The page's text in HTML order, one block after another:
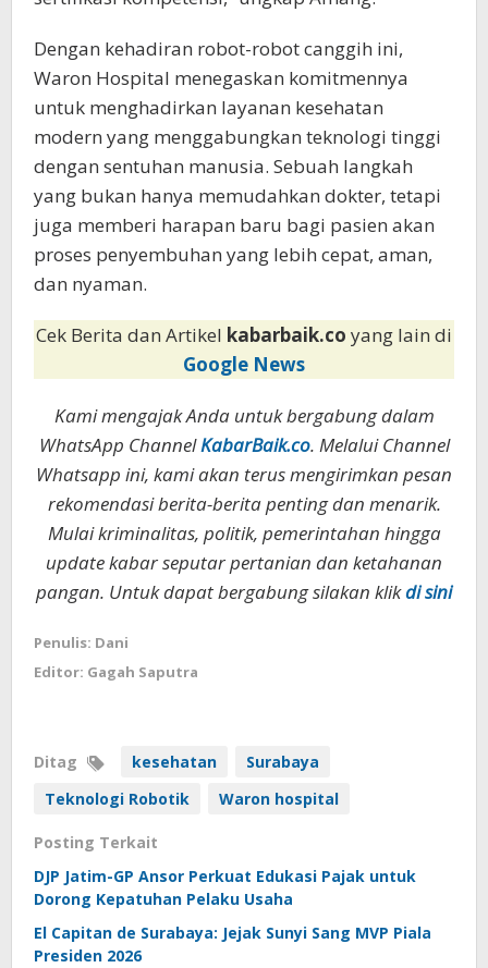
Dengan kehadiran robot-robot canggih ini,
Waron Hospital menegaskan komitmennya
untuk menghadirkan layanan kesehatan
modern yang menggabungkan teknologi tinggi
dengan sentuhan manusia. Sebuah langkah
yang bukan hanya memudahkan dokter, tetapi
juga memberi harapan baru bagi pasien akan
proses penyembuhan yang lebih cepat, aman,
dan nyaman.
Cek Berita dan Artikel kabarbaik.co yang lain di
Google News
Kami mengajak Anda untuk bergabung dalam
WhatsApp ChannelKabarBaik.co. Melalui Channel
Whatsapp ini, kami akan terus mengirimkan pesan
rekomendasi berita-berita penting dan menarik.
Mulai kriminalitas, politik, pemerintahan hingga
update kabar seputar pertanian dan ketahanan
pangan. Untuk dapat bergabung silakan klikdi sini
Penulis: Dani
Editor: Gagah Saputra
Ditag kesehatan
Surabaya
Teknologi Robotik
Waron hospital
Posting Terkait
DJP Jatim-GP Ansor Perkuat Edukasi Pajak untuk
Dorong Kepatuhan Pelaku Usaha
El Capitan de Surabaya: Jejak Sunyi Sang MVP Piala
Presiden 2026